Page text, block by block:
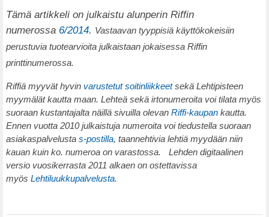
Tämä artikkeli on julkaistu alunperin Riffin
numerossa 6/2014. Vastaavan tyyppisiä käyttökokeisiin
perustuvia tuotearvioita julkaistaan jokaisessa Riffin
printtinumerossa.
Riffiä myyvät hyvin varustetut soitinliikkeetsekä Lehtipisteen
myymälät kautta maan. Lehteä sekä irtonumeroita voi tilata myös
suoraan kustantajalta näillä sivuilla olevan Riffi-kaupan kautta.
Ennen vuotta 2010 julkaistuja numeroita voi tiedustella suoraan
asiakaspalvelusta s-postilla, taannehtivia lehtiä myydään niin
kauan kuin ko. numeroa on varastossa. Lehden digitaalinen
versio vuosikerrasta 2011 alkaen on ostettavissa
myös Lehtiluukkupalvelusta.